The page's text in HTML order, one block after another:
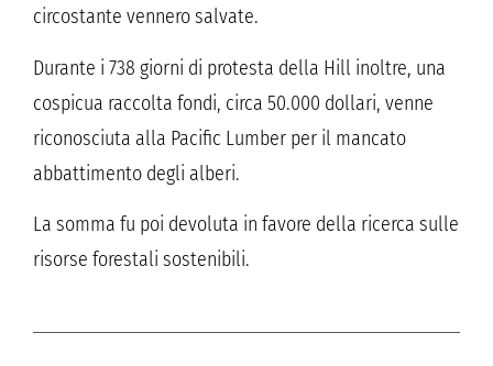
circostante vennero salvate.
Durante i 738 giorni di protesta della Hill inoltre, una
cospicua raccolta fondi, circa 50.000 dollari, venne
riconosciuta alla Pacific Lumber per il mancato
abbattimento degli alberi.
La somma fu poi devoluta in favore della ricerca sulle
risorse forestali sostenibili.